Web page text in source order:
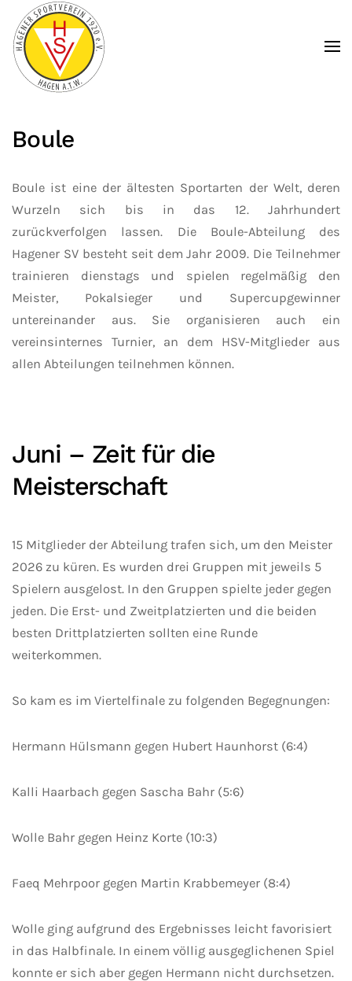
Zum Hauptinhalt springen
Boule
Boule ist eine der ältesten Sportarten der Welt, deren
Wurzeln sich bis in das 12. Jahrhundert
zurückverfolgen lassen. Die Boule-Abteilung des
Hagener SV besteht seit dem Jahr 2009. Die Teilnehmer
trainieren dienstags und spielen regelmäßig den
Meister, Pokalsieger und Supercupgewinner
untereinander aus. Sie organisieren auch ein
vereinsinternes Turnier, an dem HSV-Mitglieder aus
allen Abteilungen teilnehmen können.
Juni – Zeit für die
Meisterschaft
15 Mitglieder der Abteilung trafen sich, um den Meister
2026 zu küren. Es wurden drei Gruppen mit jeweils 5
Spielern ausgelost. In den Gruppen spielte jeder gegen
jeden. Die Erst- und Zweitplatzierten und die beiden
besten Drittplatzierten sollten eine Runde
weiterkommen.
So kam es im Viertelfinale zu folgenden Begegnungen:
Hermann Hülsmann gegen Hubert Haunhorst (6:4)
Kalli Haarbach gegen Sascha Bahr (5:6)
Wolle Bahr gegen Heinz Korte (10:3)
Faeq Mehrpoor gegen Martin Krabbemeyer (8:4)
Wolle ging aufgrund des Ergebnisses leicht favorisiert
in das Halbfinale. In einem völlig ausgeglichenen Spiel
konnte er sich aber gegen Hermann nicht durchsetzen.